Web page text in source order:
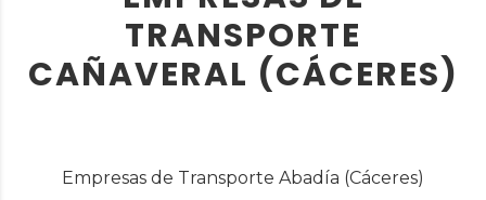
TRANSPORTE
CAÑAVERAL (CÁCERES)
Empresas de Transporte Abadía (Cáceres)